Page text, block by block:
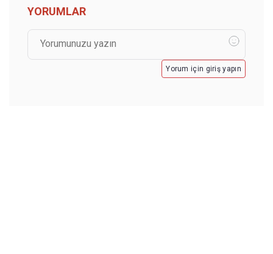
YORUMLAR
Yorum için giriş yapın